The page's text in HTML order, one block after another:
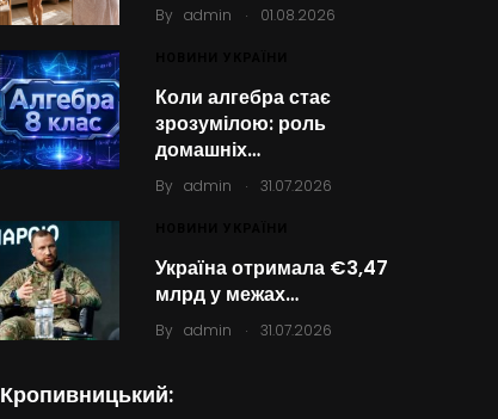
By admin . 01.08.2026
Коли алгебра стає
зрозумілою: роль
домашніх…
By admin . 31.07.2026
Україна отримала €3,47
млрд у межах…
By admin . 31.07.2026
Кропивницький: